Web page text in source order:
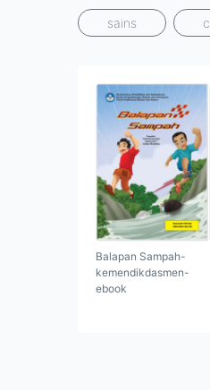
sains
Balapan Sampah-
kemendikdasmen-
ebook